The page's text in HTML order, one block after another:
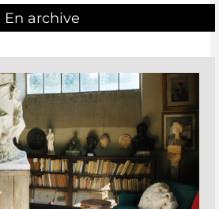
En archive